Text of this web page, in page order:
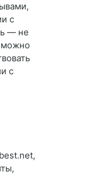
с
— не
можно
с